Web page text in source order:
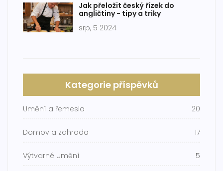
Jak přeložit český řízek do
angličtiny - tipy a triky
srp, 5 2024
Kategorie příspěvků
Umění a řemesla 20
Domov a zahrada 17
Výtvarné umění 5